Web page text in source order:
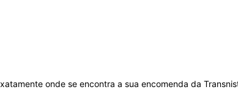
onde se encontra a sua encomenda da